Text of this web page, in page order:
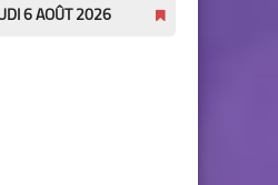
Pronostics Pmu Quinté